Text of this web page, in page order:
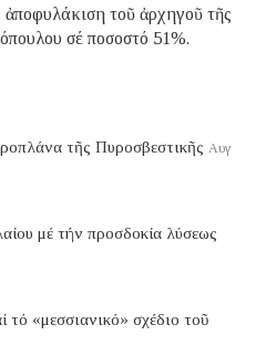
ἀποφυλάκιση τοῦ ἀρχηγοῦ τῆς
σέ ποσοστό 51%.
τῆς Πυροσβεστικῆς Αυγ
μέ τήν προσδοκία λύσεως
«μεσσιανικό» σχέδιο τοῦ